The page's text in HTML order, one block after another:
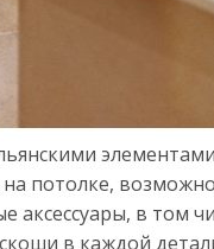
потолке,
в том
в каждой